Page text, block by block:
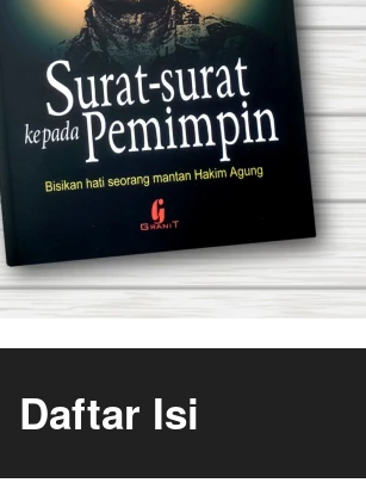
Daftar Isi